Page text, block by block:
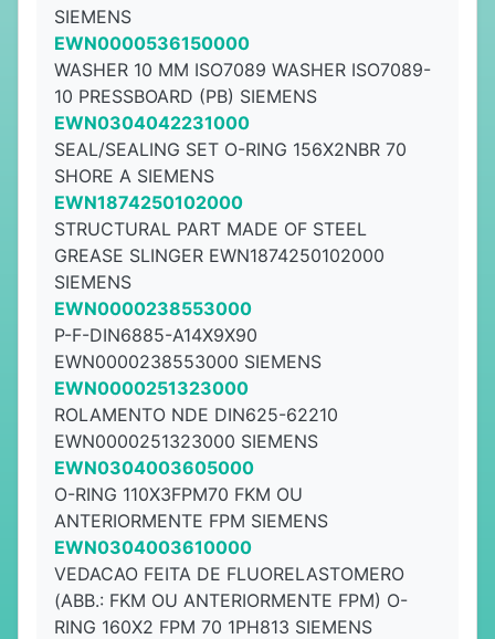
SIEMENS
EWN0000536150000
WASHER 10 MM ISO7089 WASHER ISO7089-
10 PRESSBOARD (PB) SIEMENS
EWN0304042231000
SEAL/SEALING SET O-RING 156X2NBR 70
SHORE A SIEMENS
EWN1874250102000
STRUCTURAL PART MADE OF STEEL
GREASE SLINGER EWN1874250102000
SIEMENS
EWN0000238553000
P-F-DIN6885-A14X9X90
EWN0000238553000 SIEMENS
EWN0000251323000
ROLAMENTO NDE DIN625-62210
EWN0000251323000 SIEMENS
EWN0304003605000
O-RING 110X3FPM70 FKM OU
ANTERIORMENTE FPM SIEMENS
EWN0304003610000
VEDACAO FEITA DE FLUORELASTOMERO
(ABB.: FKM OU ANTERIORMENTE FPM) O-
RING 160X2 FPM 70 1PH813 SIEMENS